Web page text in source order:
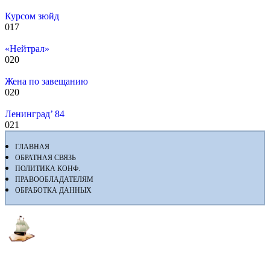
Курсом зюйд
017
«Нейтрал»
020
Жена по завещанию
020
Ленинград’ 84
021
ГЛАВНАЯ
ОБРАТНАЯ СВЯЗЬ
ПОЛИТИКА КОНФ.
ПРАВООБЛАДАТЕЛЯМ
ОБРАБОТКА ДАННЫХ